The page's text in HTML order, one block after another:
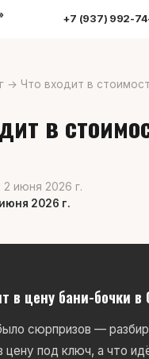
+7 (937) 992-
→ Что входит в
в
июня 2026 г.
2026 г.
в цену бани-бочки в
сюрпризов —
цену под ключ, а что